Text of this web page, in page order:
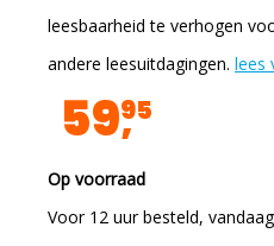
leesbaarheid te verhogen
andere leesuitdagingen. lees
5995
Op voorraad
Voor 12 uur besteld,